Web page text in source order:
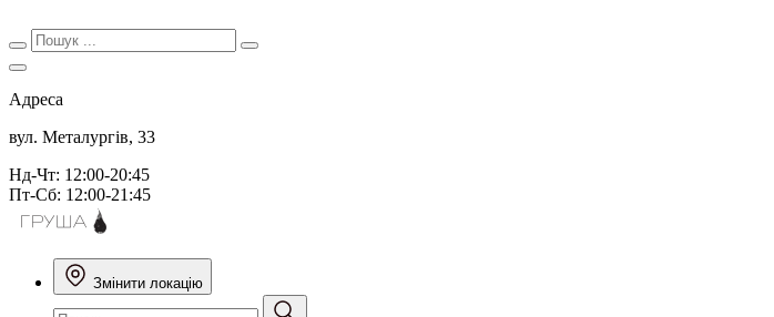
Адреса
вул. Металургів, 33
Нд-Чт: 12:00-20:45
Пт-Сб: 12:00-21:45
Змінити локацію